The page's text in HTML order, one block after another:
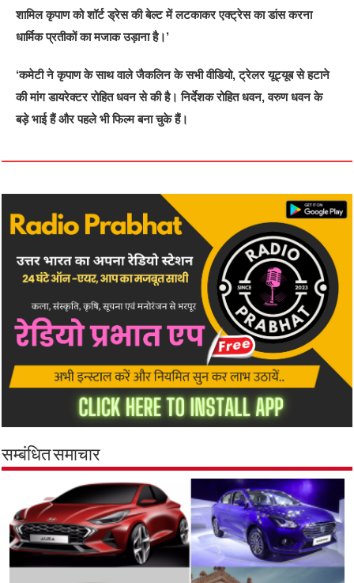
शामिल कृपाण को शॉर्ट ड्रेस की बेल्ट में लटकाकर एक्ट्रेस का डांस करना
धार्मिक प्रतीकों का मजाक उड़ाना है।’
‘कमेटी ने कृपाण के साथ वाले जैकलिन के सभी वीडियो, ट्रेलर यूट्यूब से हटाने
की मांग डायरेक्टर रोहित धवन से की है। निर्देशक रोहित धवन, वरुण धवन के
बड़े भाई हैं और पहले भी फिल्म बना चुके हैं।
सम्बंधित समाचार